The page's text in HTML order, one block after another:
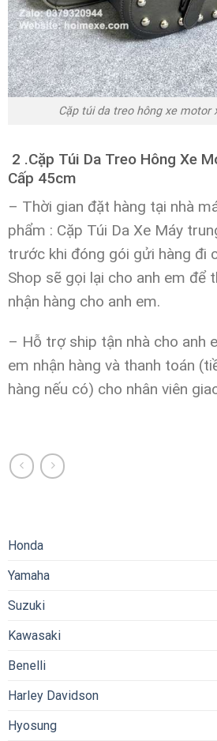
Cặp túi da treo hông xe motor
2 .Cặp Túi Da Treo Hông Xe
Cấp 45cm
– Thời gian đặt hàng tại nhà
phẩm : Cặp Túi Da Xe Máy
trước khi đóng gói gửi hàng đi
Shop sẽ gọi lại cho anh em để
nhận hàng cho anh em.
– Hỗ trợ ship tận nhà cho anh
em nhận hàng và thanh toán
hàng nếu có) cho nhân viên
Honda
Yamaha
Suzuki
Kawasaki
Benelli
Harley Davidson
Hyosung